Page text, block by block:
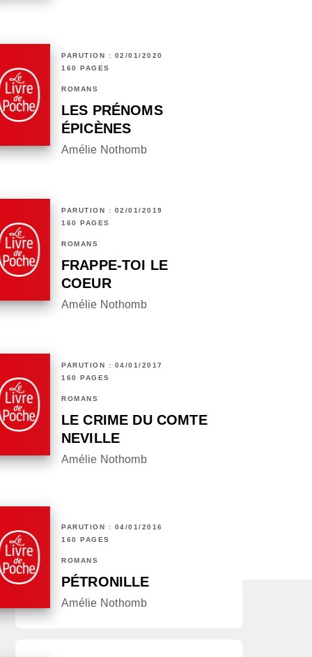
PARUTION : 02/01/2020
160 PAGES
ROMANS
LES PRÉNOMS
ÉPICÈNES
Amélie Nothomb
PARUTION : 02/01/2019
160 PAGES
ROMANS
FRAPPE-TOI LE
COEUR
Amélie Nothomb
PARUTION : 04/01/2017
160 PAGES
ROMANS
LE CRIME DU COMTE
NEVILLE
Amélie Nothomb
PARUTION : 04/01/2016
160 PAGES
ROMANS
PÉTRONILLE
Amélie Nothomb